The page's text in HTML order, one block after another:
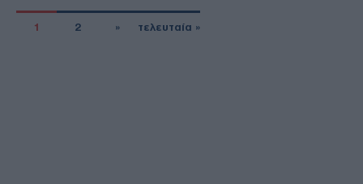
1 2 » τελευταία »